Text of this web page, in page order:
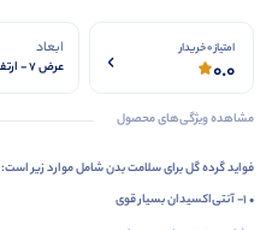
امتیاز 0 خریدار
0.0
ابعاد
عرض ۷ - ارتفاع ۷
مشاهده ویژگی‌های محصول
فواید گرده گل برای سلامت بدن شامل موارد زیر است:
• 1- آنتی‌اکسیدان بسیار قوی